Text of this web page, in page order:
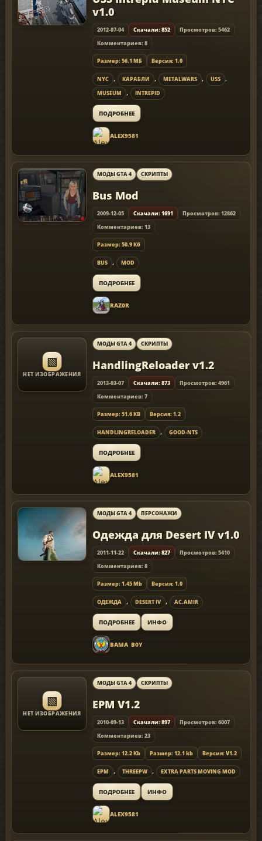
v1.0
2012-07-04 Скачали: 852
Просмотров: 5462
Комментариев: 8
Размер: 56.1 МБ Версия: 1.0
NYC , КАРАБЛИ , METALWARS , USS ,
MUSEUM , INTREPID
ПОДРОБНЕЕ
ALEX9581
МОДЫ GTA 4 СКРИПТЫ
Bus Mod
2009-12-05 Скачали: 1691
Просмотров: 12862
Комментариев: 13
Размер: 50.9 Кб
BUS , MOD
ПОДРОБНЕЕ
RAZ0R
▧
НЕТ ИЗОБРАЖЕНИЯ
МОДЫ GTA 4 СКРИПТЫ
HandlingReloader v1.2
2013-03-07 Скачали: 873
Просмотров: 4961
Комментариев: 7
Размер: 51.6 KB Версия: 1.2
HANDLINGRELOADER , GOOD-NTS
ПОДРОБНЕЕ
ALEX9581
МОДЫ GTA 4 ПЕРСОНАЖИ
Одежда для Desert IV v1.0
2011-11-22 Скачали: 827
Просмотров: 5410
Комментариев: 8
Размер: 1.45 Mb Версия: 1.0
ОДЕЖДА , DESERT IV , AC.AMIR
ПОДРОБНЕЕ ИНФО
BAMA_B0Y
▧
НЕТ ИЗОБРАЖЕНИЯ
МОДЫ GTA 4 СКРИПТЫ
EPM V1.2
2010-09-13 Скачали: 897
Просмотров: 6007
Комментариев: 23
Размер: 12.2 Kb Размер: 12.1 kb Версия: V1.2
EPM , THREEPW , EXTRA PARTS MOVING MOD
ПОДРОБНЕЕ ИНФО
ALEX9581